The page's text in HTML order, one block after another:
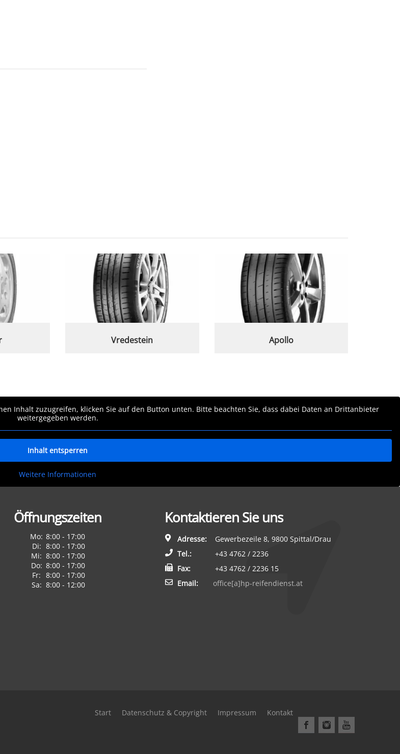
Vredestein Apollo
Inhalt zuzugreifen, klicken Sie auf den Button unten. Bitte beachten Sie, dass dabei Daten an Drittanbieter
weitergegeben werden.
Inhalt entsperren
Weitere Informationen
Öffnungszeiten
Mo: 8:00 - 17:00
Di: 8:00 - 17:00
Mi: 8:00 - 17:00
Do: 8:00 - 17:00
Fr: 8:00 - 17:00
Sa: 8:00 - 12:00
Kontaktieren Sie uns
Adresse:
Gewerbezeile 8, 9800 Spittal/Drau
Tel.:
+43 4762 / 2236
Fax:
+43 4762 / 2236 15
Email:
office[a]hp-reifendienst.at
Start Datenschutz & Copyright Impressum Kontakt